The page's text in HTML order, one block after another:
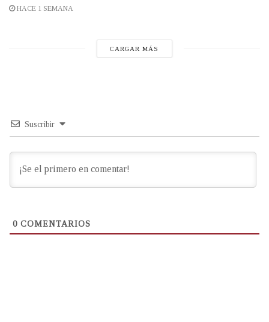
HACE 1 SEMANA
CARGAR MÁS
Suscribir
0 COMENTARIOS